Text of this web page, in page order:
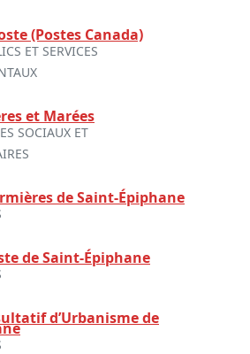
(Postes Canada)
ET SERVICES
et Marées
SOCIAUX ET
de Saint-Épiphane
de Saint-Épiphane
d’Urbanisme de